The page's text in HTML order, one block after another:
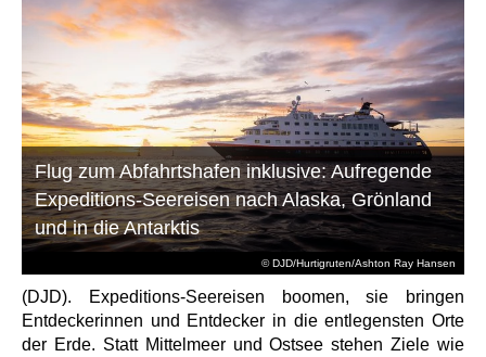
© DJD/Hurtigruten/Ashton Ray Hansen
Flug zum Abfahrtshafen inklusive: Aufregende
Expeditions-Seereisen nach Alaska, Grönland
und in die Antarktis
(DJD). Expeditions-Seereisen boomen, sie bringen
Entdeckerinnen und Entdecker in die entlegensten Orte
der Erde. Statt Mittelmeer und Ostsee stehen Ziele wie